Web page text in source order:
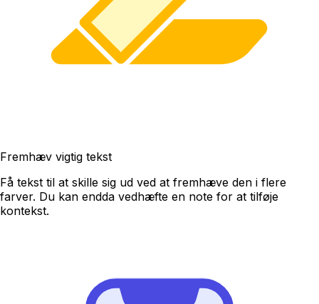
Fremhæv vigtig tekst
Få tekst til at skille sig ud ved at fremhæve den i flere
farver. Du kan endda vedhæfte en note for at tilføje
kontekst.